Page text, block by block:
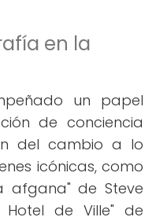
en la
un papel
de conciencia
del cambio a lo
icónicas, como
afgana" de Steve
de Ville" de